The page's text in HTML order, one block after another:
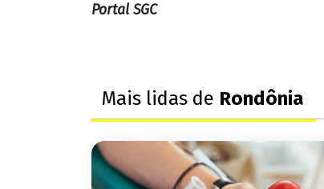
Portal SGC
Mais lidas de Rondônia